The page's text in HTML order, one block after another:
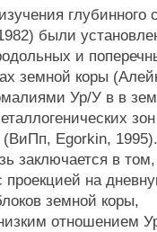
глубинного
были
и
земной коры
Ур/У в в
(ВиПп, Egorkin,
заключается в
проекцией на
земной коры,
отношением